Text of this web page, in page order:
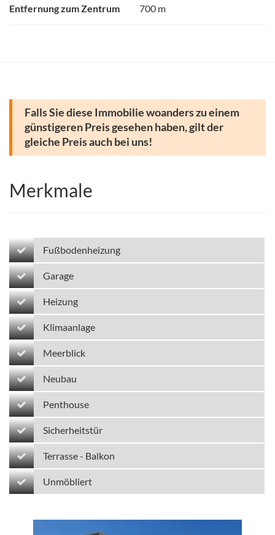
Entfernung zum Zentrum 700 m
Falls Sie diese Immobilie woanders zu einem
günstigeren Preis gesehen haben, gilt der
gleiche Preis auch bei uns!
Merkmale
Fußbodenheizung
Garage
Heizung
Klimaanlage
Meerblick
Neubau
Penthouse
Sicherheitstür
Terrasse - Balkon
Unmöbliert